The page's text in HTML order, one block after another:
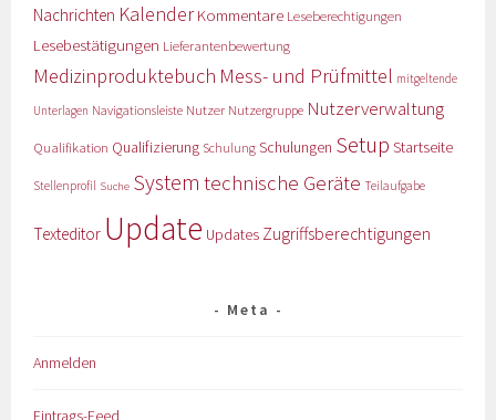
Nachrichten KalenderKommentare Leseberechtigungen
Lesebestätigungen Lieferantenbewertung
Medizinproduktebuch Mess- und Prüfmittel mitgeltende
Unterlagen Navigationsleiste Nutzer Nutzergruppe Nutzerverwaltung
Qualifikation Qualifizierung Schulung Schulungen Setup Startseite
Stellenprofil Suche System technische Geräte Teilaufgabe
Texteditor Update Updates Zugriffsberechtigungen
Meta
Anmelden
Eintrags-Feed